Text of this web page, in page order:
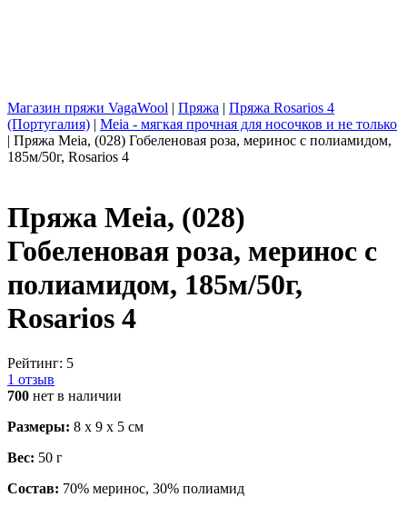
Магазин пряжи VagaWool | Пряжа | Пряжа Rosarios 4
(Португалия) | Meia - мягкая прочная для носочков и не только
| Пряжа Meia, (028) Гобеленовая роза, меринос с полиамидом,
185м/50г, Rosarios 4
Пряжа Meia, (028)
Гобеленовая роза, меринос с
полиамидом, 185м/50г,
Rosarios 4
Рейтинг: 5
1 отзыв
700 нет в наличии
Размеры: 8 x 9 x 5 cм
Вес: 50 г
Состав: 70% меринос, 30% полиамид